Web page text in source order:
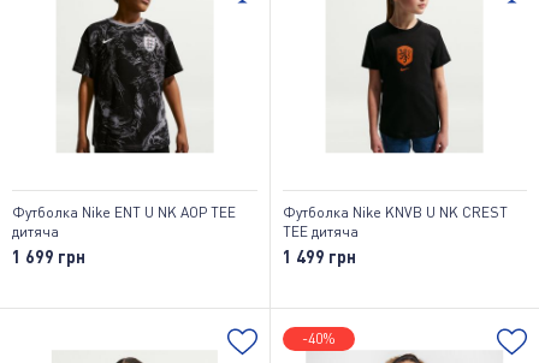
Футболка Nike ENT U NK AOP TEE
дитяча
1 699 грн
Футболка Nike KNVB U NK CREST
TEE дитяча
1 499 грн
-40%